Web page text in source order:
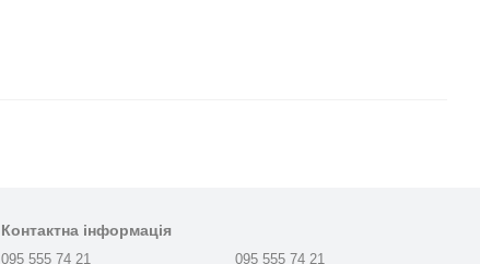
Контактна інформація
095 555 74 21 095 555 74 21